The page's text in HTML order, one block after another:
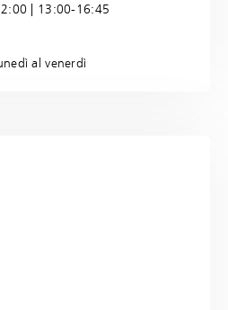
| 13:00-16:45
al venerdì